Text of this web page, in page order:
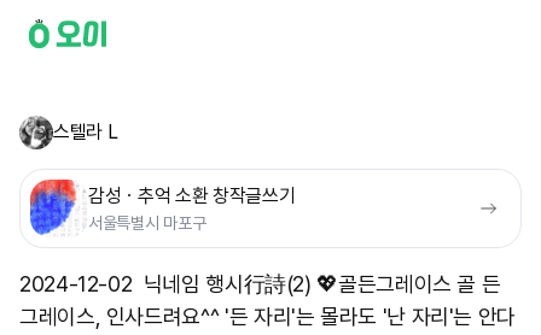
스텔라 L
감성ㆍ추억 소환 창작글쓰기
서울특별시 마포구
2024-12-02 닉네임 행시行詩(2) 💖골든그레이스 골 든
그레이스, 인사드려요^^ '든 자리'는 몰라도 '난 자리'는 안다